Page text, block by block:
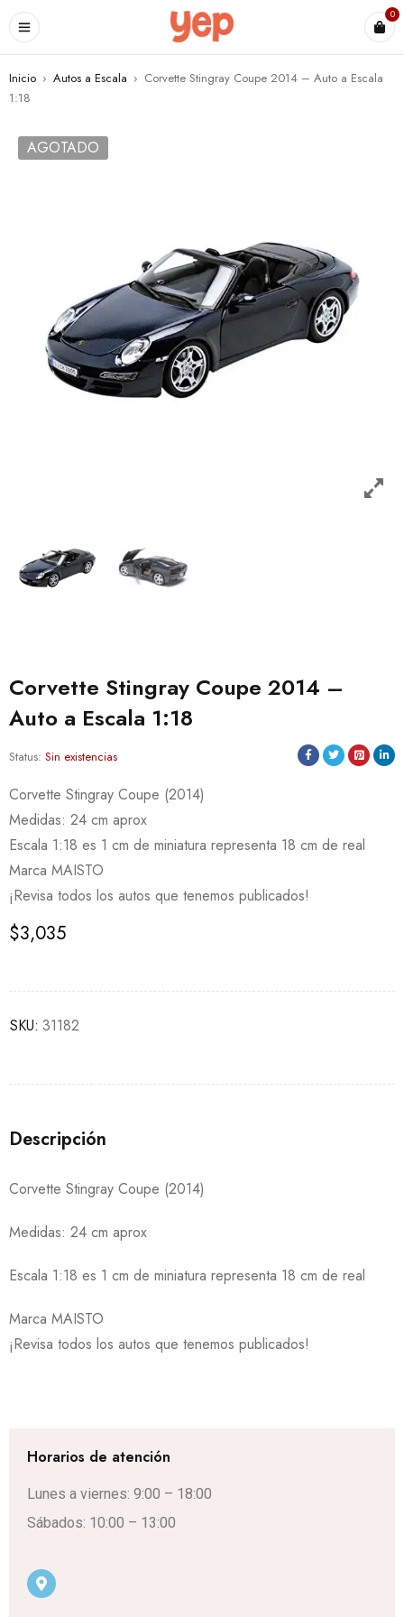
0
Inicio › Autos a Escala › Corvette Stingray Coupe 2014 – Auto a Escala
1:18
AGOTADO
Corvette Stingray Coupe 2014 –
Auto a Escala 1:18
Status: Sin existencias
Corvette Stingray Coupe (2014)
Medidas: 24 cm aprox
Escala 1:18 es 1 cm de miniatura representa 18 cm de real
Marca MAISTO
¡Revisa todos los autos que tenemos publicados!
$3,035
SKU: 31182
Descripción
Corvette Stingray Coupe (2014)
Medidas: 24 cm aprox
Escala 1:18 es 1 cm de miniatura representa 18 cm de real
Marca MAISTO
¡Revisa todos los autos que tenemos publicados!
Horarios de atención
Lunes a viernes: 9:00 – 18:00
Sábados: 10:00 – 13:00